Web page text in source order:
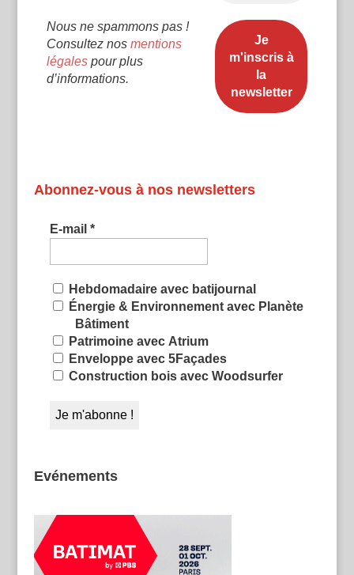
Nous ne spammons pas !
Consultez nos mentions
légalespour plus
d’informations.
Abonnez-vous à nos newsletters
E-mail *
Hebdomadaire avec batijournal
Énergie & Environnement avec Planète
Bâtiment
Patrimoine avec Atrium
Enveloppe avec 5Façades
Construction bois avec Woodsurfer
Evénements